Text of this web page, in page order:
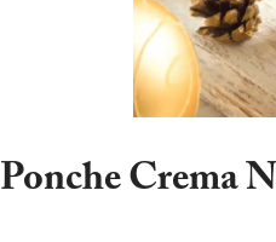
Ponche Crema